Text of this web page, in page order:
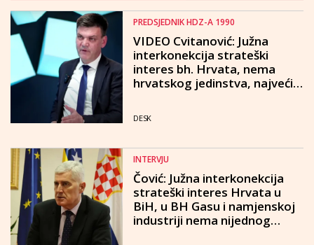
PREDSJEDNIK HDZ-A 1990
VIDEO Cvitanović: Južna
interkonekcija strateški
interes bh. Hrvata, nema
hrvatskog jedinstva, najveći
DESK
INTERVJU
Čović: Južna interkonekcija
strateški interes Hrvata u
BiH, u BH Gasu i namjenskoj
industriji nema nijednog